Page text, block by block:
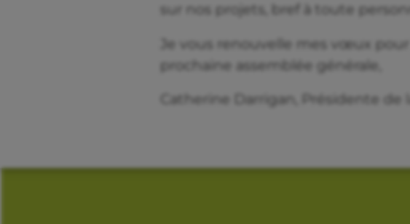
sur nos projets, bref à toute
Je vous renouvelle mes vœux
prochaine assemblée générale,
Catherine Darrigan, Présidente de